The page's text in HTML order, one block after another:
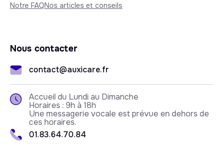
Notre FAQNos articles et conseils
Nous contacter
contact@auxicare.fr
Accueil du Lundi au Dimanche
Horaires : 9h à 18h
Une messagerie vocale est prévue en dehors de
ces horaires.
01.83.64.70.84